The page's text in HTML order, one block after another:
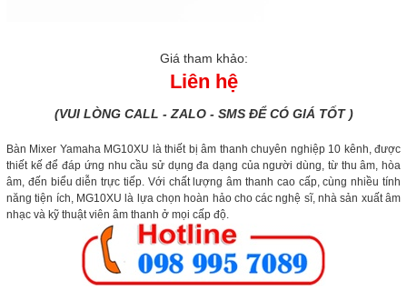
Giá tham khảo:
Liên hệ
(VUI LÒNG CALL - ZALO - SMS ĐỂ CÓ GIÁ TỐT )
Bàn Mixer Yamaha MG10XU là thiết bị âm thanh chuyên nghiệp 10 kênh, được
thiết kế để đáp ứng nhu cầu sử dụng đa dạng của người dùng, từ thu âm, hòa
âm, đến biểu diễn trực tiếp. Với chất lượng âm thanh cao cấp, cùng nhiều tính
năng tiện ích, MG10XU là lựa chọn hoàn hảo cho các nghệ sĩ, nhà sản xuất âm
nhạc và kỹ thuật viên âm thanh ở mọi cấp độ.